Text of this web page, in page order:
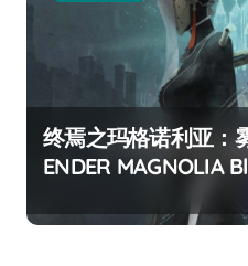
终焉之玛格诺利亚：
ENDER MAGNOLIA